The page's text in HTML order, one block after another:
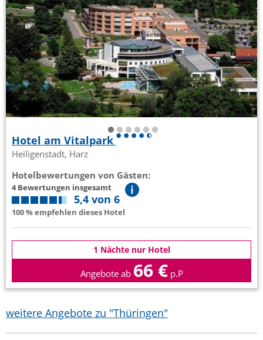
Hotel am Vitalpark
Heiligenstadt, Harz
Hotelbewertungen von Gästen:
4 Bewertungen insgesamt
5,4 von 6
100 % empfehlen dieses Hotel
1 Nächte nur Hotel
Angebote ab 66 € p.P
weitere Angebote zu "Thüringen"